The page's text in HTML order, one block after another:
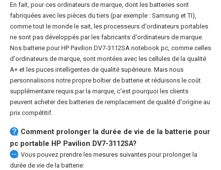
En fait, pour ces ordinateurs de marque, dont les batteries sont
fabriquées avec les pièces du tiers (par exemple : Samsung et TI),
comme tout le monde le sait, les processeurs d'ordinateurs portables
ne sont pas développés par les fabricants d'ordinateurs de marque.
Nos batterie pour HP Pavilion DV7-3112SA notebook pc, comme celles
d'ordinateurs de marque, sont montées avec les cellules de la qualité
A+ et les puces intelligentes de qualité supérieure. Mais nous
personnalisons notre propre boîtier de batterie et réduisons le coût
supplémentaire requis par la marque, c'est pourquoi les clients
peuvent acheter des batteries de remplacement de qualité d'origine au
prix compétitif.
Comment prolonger la durée de vie de la batterie pour
pc portable HP Pavilion DV7-3112SA?
Vous pouvez prendre les mesures suivantes pour prolonger la
durée de vie de la batterie: